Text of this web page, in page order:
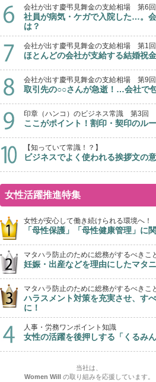
会社が出す慶弔見舞金の支給相場 第6回
社員が病気・ケガで入院した…。
は？
会社が出す慶弔見舞金の支給相場 第1回
ほとんどの会社が支給する結婚祝
会社が出す慶弔見舞金の支給相場 第9回
取引先の○○さんが急逝！…会社で
印章（ハンコ）のビジネス常識 第3回
ここがポイント！割印・契印のル
【知っていて常識！？】
ビジネスでよく使われる挨拶文の
女性活躍推進特集
女性が安心して働き続けられる環境へ！
「母性保護」「母性健康管理」に
マタハラ防止のために総務がするべきこ
妊娠・出産などを理由にしたマタ
マタハラ防止のために総務がするべきこ
ハラスメント対策を充実させ、す
に！
人事・労務ワンポイント知識
女性の活躍を後押しする「くるみん
当社は、
Women Willの取り組みを応援しています。